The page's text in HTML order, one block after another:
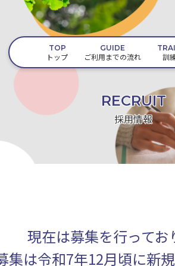
トップ
TOP
ご利用までの流れ
GUIDE
訓
RECRUIT
採用情報
現在は募集を行ってお
集は令和7年12月頃に新